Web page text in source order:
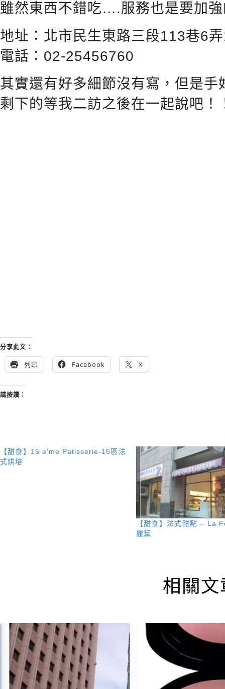
雖然東西不錯吃….服務也是要加
地址：北市民生東路三段113巷6
電話：02-25456760
其實還有好多細節沒有寫，但是手
剩下的等我二訪之後在一起說吧！
分享此文：
列印 Facebook X
請按讚：
【甜食】15 e’me Patisserie-15區法
式烘培
【甜食】法式甜點 – La
麗葉
相關文